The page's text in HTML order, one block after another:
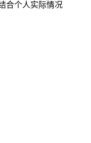
合个人实际情况